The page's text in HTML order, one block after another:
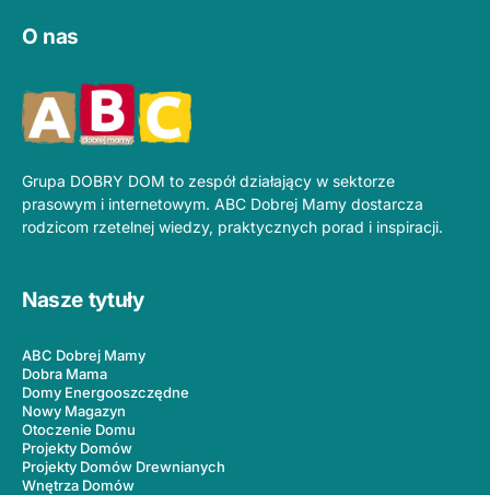
O nas
Grupa DOBRY DOM to zespół działający w sektorze
prasowym i internetowym. ABC Dobrej Mamy dostarcza
rodzicom rzetelnej wiedzy, praktycznych porad i inspiracji.
Nasze tytuły
ABC Dobrej Mamy
Dobra Mama
Domy Energooszczędne
Nowy Magazyn
Otoczenie Domu
Projekty Domów
Projekty Domów Drewnianych
Wnętrza Domów